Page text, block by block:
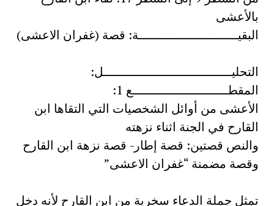
بالأعشى
البقيـــــــــــــــــــــــــــة: قصة (غفران الاعشى)
التحليـــــــــــــــــــــــــــــــــــل:
المقطــــــــــــــــــــــــــع 1:
الأعشى من أوائل الشخصيات التي التقاها ابن
القارح في الجنة اثناء نزهته
والنص قصتين: قصة إطار- قصة نزهة ابن القارح
وقصة مضمنة “غفران الاعشى”
تمثل جملة الدعاء سخرية من ابن القارح لأنه دخل